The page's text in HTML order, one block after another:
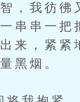
，我彷彿
串串一把
来，紧紧
黑烟。